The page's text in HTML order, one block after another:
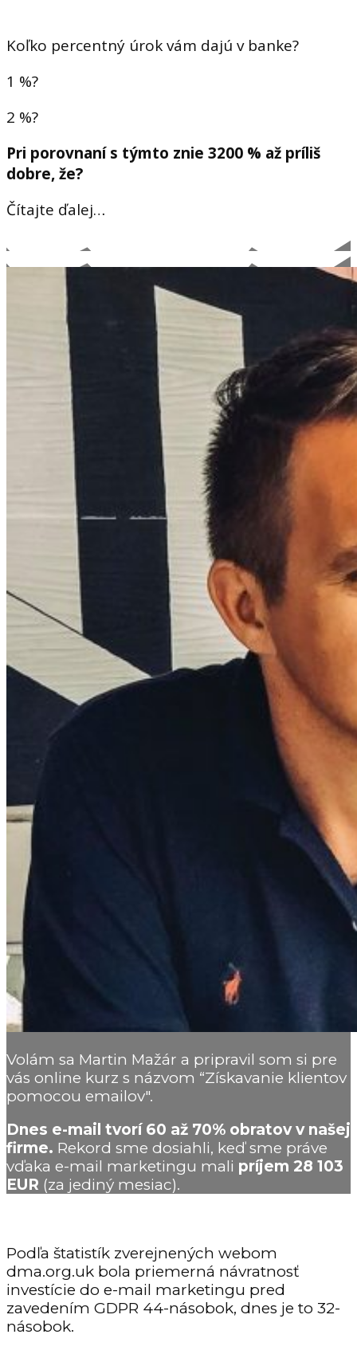
Koľko percentný úrok vám dajú v banke?
1 %?
2 %?
Pri porovnaní s týmto znie 3200 % až príliš
dobre, že?
Čítajte ďalej…
Volám sa Martin Mažár a pripravil som si pre
vás online kurz s názvom “Získavanie klientov
pomocou emailov".
Dnes e-mail tvorí 60 až 70% obratov v našej
firme. Rekord sme dosiahli, keď sme práve
vďaka e-mail marketingu mali príjem 28 103
EUR (za jediný mesiac).
Podľa štatistík zverejnených webom
dma.org.uk bola priemerná návratnosť
investície do e-mail marketingu pred
zavedením GDPR 44-násobok, dnes je to 32-
násobok.